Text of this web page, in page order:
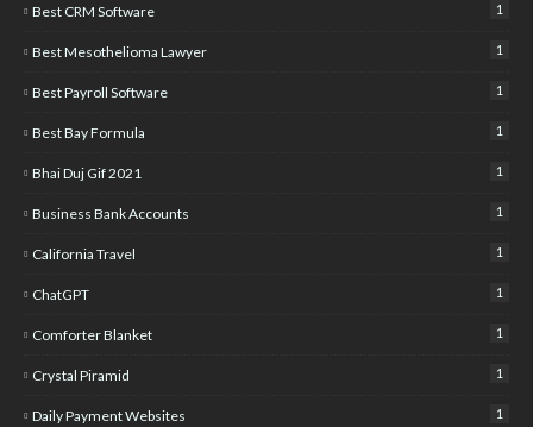
Best CRM Software 1
Best Mesothelioma Lawyer 1
Best Payroll Software 1
Best Bay Formula 1
Bhai Duj Gif 2021 1
Business Bank Accounts 1
California Travel 1
ChatGPT 1
Comforter Blanket 1
Crystal Piramid 1
Daily Payment Websites 1